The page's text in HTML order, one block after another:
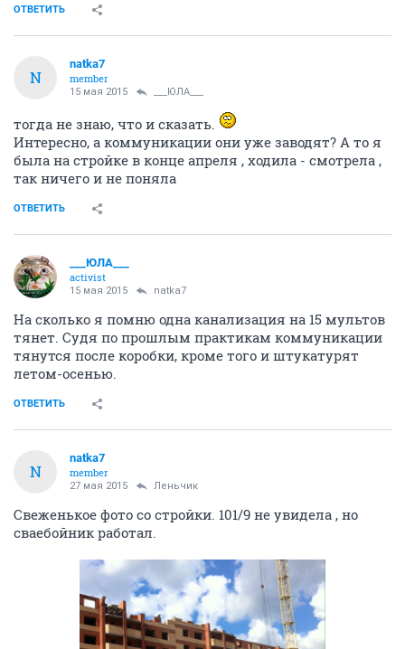
ОТВЕТИТЬ
N
natka7
member
15 мая 2015 ___ЮЛА___
тогда не знаю, что и сказать.
Интересно, а коммуникации они уже заводят? А то я
была на стройке в конце апреля , ходила - смотрела ,
так ничего и не поняла
ОТВЕТИТЬ
___ЮЛА___
activist
15 мая 2015 natka7
На сколько я помню одна канализация на 15 мультов
тянет. Судя по прошлым практикам коммуникации
тянутся после коробки, кроме того и штукатурят
летом-осенью.
ОТВЕТИТЬ
N
natka7
member
27 мая 2015 Леньчик
Свеженькое фото со стройки. 101/9 не увидела , но
сваебойник работал.